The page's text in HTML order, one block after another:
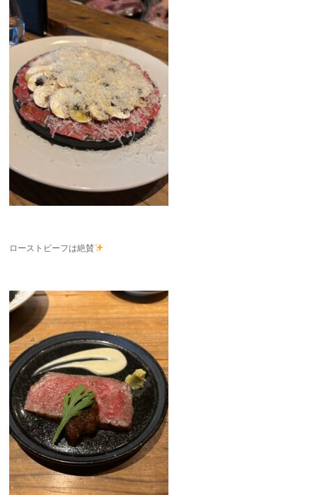
ローストビーフは絶賛